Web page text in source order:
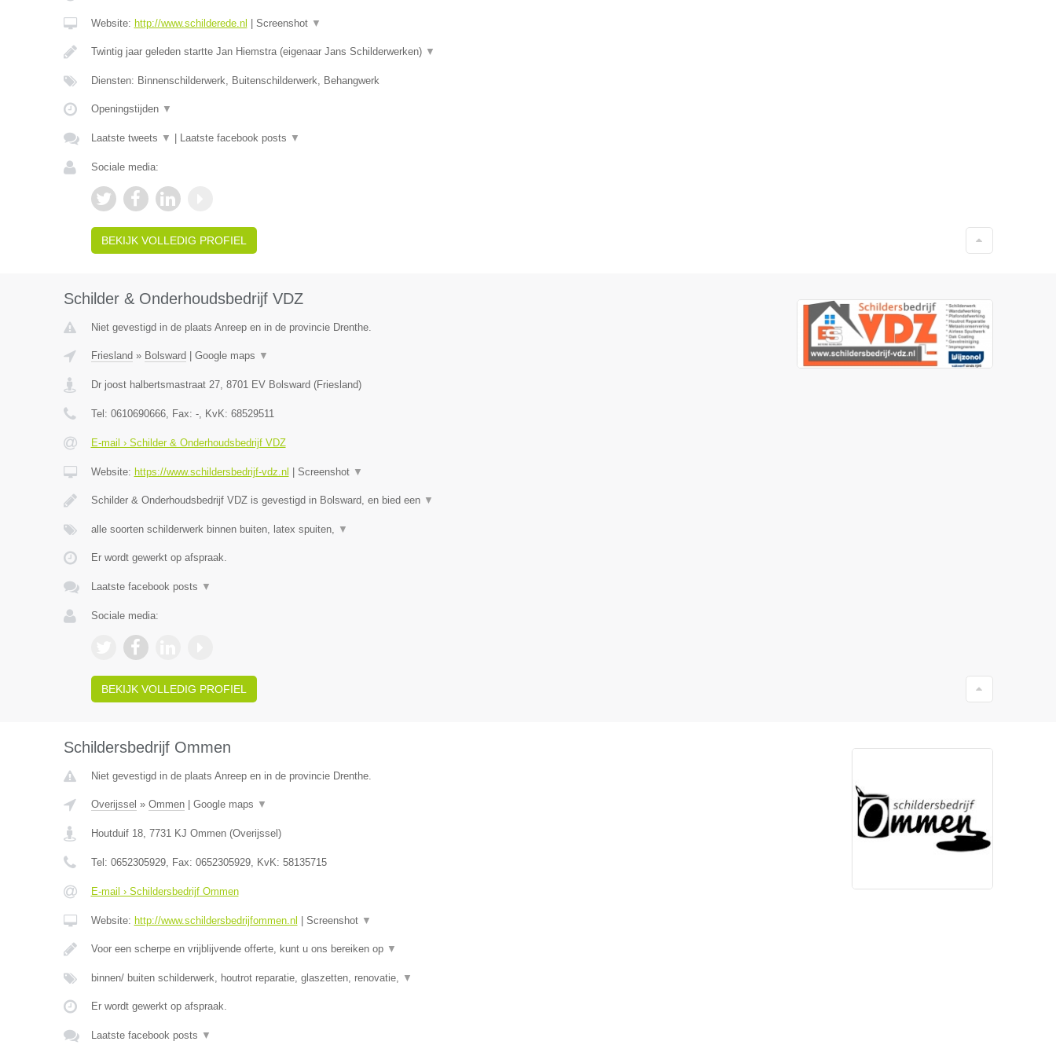
Website: http://www.schilderede.nl Screenshot ▼
Twintig jaar geleden startte Jan Hiemstra (eigenaar Jans Schilderwerken) ▼
Diensten: Binnenschilderwerk, Buitenschilderwerk, Behangwerk
Openingstijden ▼
Laatste tweets ▼ Laatste facebook posts ▼
Sociale media:
BEKIJK VOLLEDIG PROFIEL
Schilder & Onderhoudsbedrijf VDZ
Niet gevestigd in de plaats Anreep en in de provincie Drenthe.
Friesland » Bolsward Google maps ▼
Dr joost halbertsmastraat 27, 8701 EV Bolsward (Friesland)
Tel: 0610690666, Fax: -, KvK: 68529511
E-mail › Schilder & Onderhoudsbedrijf VDZ
Website: https://www.schildersbedrijf-vdz.nl Screenshot ▼
Schilder & Onderhoudsbedrijf VDZ is gevestigd in Bolsward, en bied een ▼
alle soorten schilderwerk binnen buiten, latex spuiten, ▼
Er wordt gewerkt op afspraak.
Laatste facebook posts ▼
Sociale media:
BEKIJK VOLLEDIG PROFIEL
Schildersbedrijf Ommen
Niet gevestigd in de plaats Anreep en in de provincie Drenthe.
Overijssel » Ommen| Google maps ▼
Houtduif 18, 7731 KJ Ommen(Overijssel )
Tel: 0652305929, Fax: 0652305929, KvK: 58135715
E-mail › Schildersbedrijf Ommen
Website: http://www.schildersbedrijfommen.nl Screenshot ▼
Voor een scherpe en vrijblijvende offerte, kunt u ons bereiken op ▼
binnen/ buiten schilderwerk, houtrot reparatie, glaszetten, renovatie, ▼
Er wordt gewerkt op afspraak.
Laatste facebook posts ▼